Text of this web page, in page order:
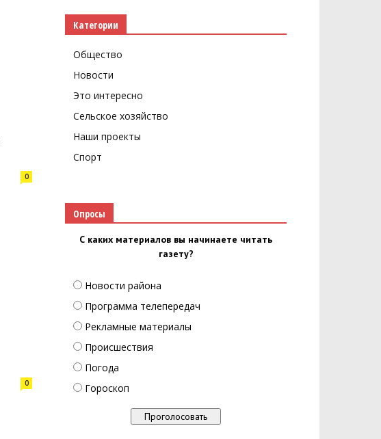
0
0
Категории
Общество
Новости
Это интересно
Сельское хозяйство
Наши проекты
Спорт
Опросы
С каких материалов вы начинаете читать
газету?
Новости района
Программа телепередач
Рекламные материалы
Происшествия
Погода
Гороскоп